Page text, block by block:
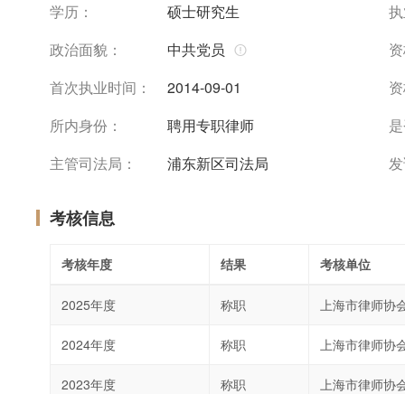
学历：
硕士研究生
政治面貌：
中共党员
首次执业时间：
2014-09-01
所内身份：
聘用专职律师
主管司法局：
浦东新区司法局
考核信息
考核年度 结果 考核单位
2025年度 称职 上海市律师协
2024年度 称职 上海市律师协
2023年度 称职 上海市律师协